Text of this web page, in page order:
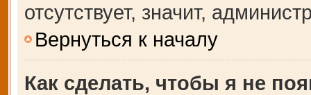
отсутствует, значит,
Вернуться к началу
Как сделать, чтобы я не